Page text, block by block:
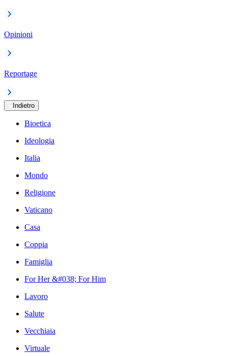
Opinioni
Reportage
Indietro
Bioetica
Ideologia
Italia
Mondo
Religione
Vaticano
Casa
Coppia
Famiglia
For Her &#038; For Him
Lavoro
Salute
Vecchiaia
Virtuale